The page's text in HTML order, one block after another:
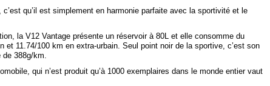
c’est qu’il est simplement en harmonie parfaite avec la sportivité et le
la V12 Vantage présente un réservoir à 80L et elle consomme du
et 11.74/100 km en extra-urbain. Seul point noir de la sportive, c’est son
de 388g/km.
qui n’est produit qu’à 1000 exemplaires dans le monde entier vaut